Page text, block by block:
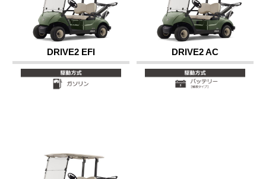
DRIVE2 EFI DRIVE2 AC